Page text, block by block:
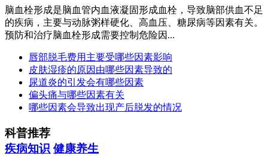
脑血栓形成是脑血管内血液凝固形成血栓，导致脑部供血不足
的疾病，主要与动脉粥样硬化、高血压、糖尿病等因素有关。
预防和治疗脑血栓形成需要控制危险因...
唇部脱毛费用主要受哪些因素影响
皮肤湿疹的原因由哪些因素导致的
尿道炎的引发会有哪些因素
偏头痛与哪些因素有关
哪些因素会导致出现产后脱发的情况
科普推荐
疾病知识 健康养生